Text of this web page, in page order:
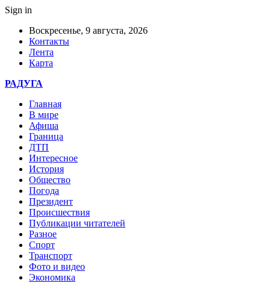
Sign in
Воскресенье, 9 августа, 2026
Контакты
Лента
Карта
РАДУГА
Главная
В мире
Афиша
Граница
ДТП
Интересное
История
Общество
Погода
Президент
Происшествия
Публикации читателей
Разное
Спорт
Транспорт
Фото и видео
Экономика